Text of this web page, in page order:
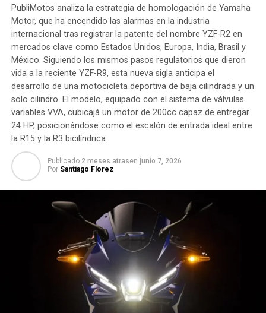
PubliMotos analiza la estrategia de homologación de Yamaha
Motor, que ha encendido las alarmas en la industria
internacional tras registrar la patente del nombre YZF-R2 en
mercados clave como Estados Unidos, Europa, India, Brasil y
México. Siguiendo los mismos pasos regulatorios que dieron
vida a la reciente YZF-R9, esta nueva sigla anticipa el
desarrollo de una motocicleta deportiva de baja cilindrada y un
solo cilindro. El modelo, equipado con el sistema de válvulas
variables VVA, cubicajá un motor de 200cc capaz de entregar
24 HP, posicionándose como el escalón de entrada ideal entre
la R15 y la R3 bicilíndrica.
Publicado 2 meses atrasen junio 7, 2026
Por Santiago Florez